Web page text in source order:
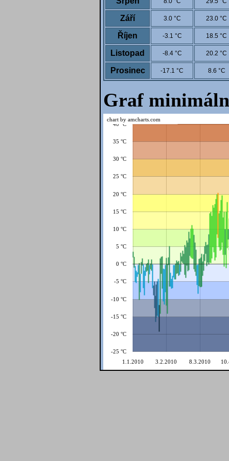
Září 3.0 °C 23.0 °C
Říjen -3.1 °C 18.5 °C
Listopad -8.4 °C 20.2 °C
Prosinec -17.1 °C 8.6 °C
Graf
1.1.2010 3.2.2010 8.3.2010
-25 °C
-20 °C
-15 °C
-10 °C
-5 °C
0 °C
5 °C
10 °C
15 °C
20 °C
25 °C
30 °C
35 °C
40 °C
chart by amcharts.com